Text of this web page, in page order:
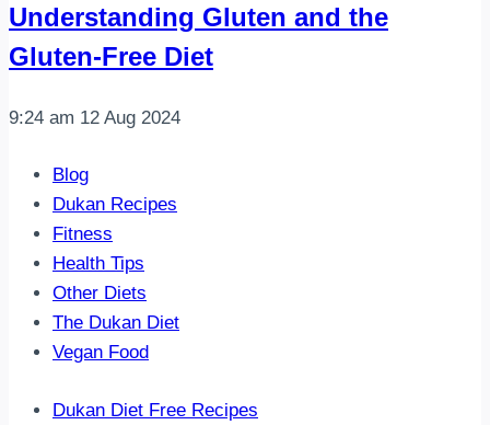
Understanding Gluten and the
Gluten-Free Diet
9:24 am 12 Aug 2024
Blog
Dukan Recipes
Fitness
Health Tips
Other Diets
The Dukan Diet
Vegan Food
Dukan Diet Free Recipes